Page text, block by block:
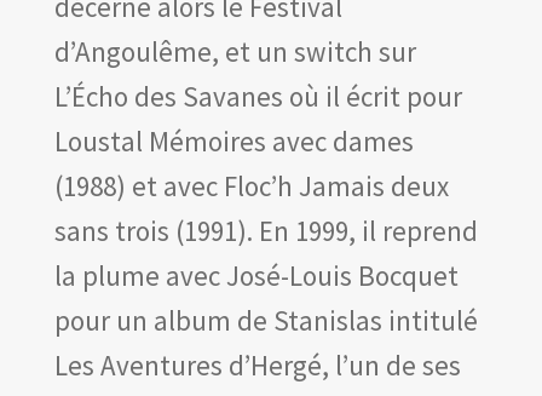
d’Angoulême, et un switch sur
L’Écho des Savanes où il écrit pour
Loustal Mémoires avec dames
(1988) et avec Floc’h Jamais deux
sans trois (1991). En 1999, il reprend
la plume avec José-Louis Bocquet
pour un album de Stanislas intitulé
Les Aventures d’Hergé, l’un de ses